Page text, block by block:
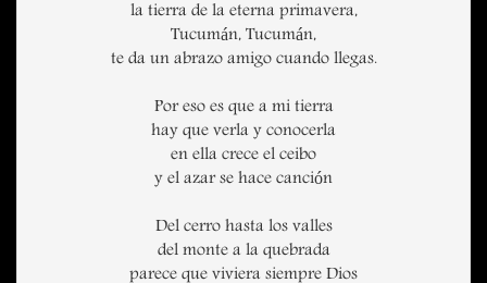
la tierra de la eterna primavera,
Tucumán, Tucumán,
te da un abrazo amigo cuando llegas.
Por eso es que a mi tierra
hay que verla y conocerla
en ella crece el ceibo
y el azar se hace canción
Del cerro hasta los valles
del monte a la quebrada
parece que viviera siempre Dios